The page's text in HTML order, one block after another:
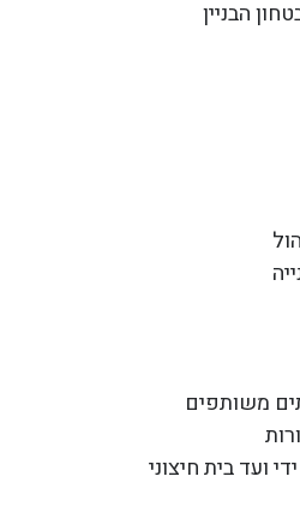
הבניין
משותפים
ועד בית חיצוני